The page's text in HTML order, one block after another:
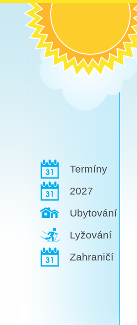
Termíny
2027
Ubytování
Lyžování
Zahraničí